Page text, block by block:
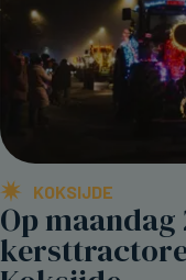
KOKSIJDE
Op